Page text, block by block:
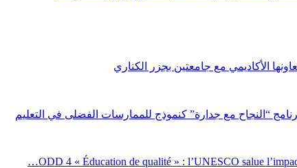
الأكاديمي مع جامعتين بجزر الكناري
“النجاح مع جدارة” كنموذج للممارسات الفضلى في التعليم
ODD 4 « Éducation de qualité » : l’UNESCO salue